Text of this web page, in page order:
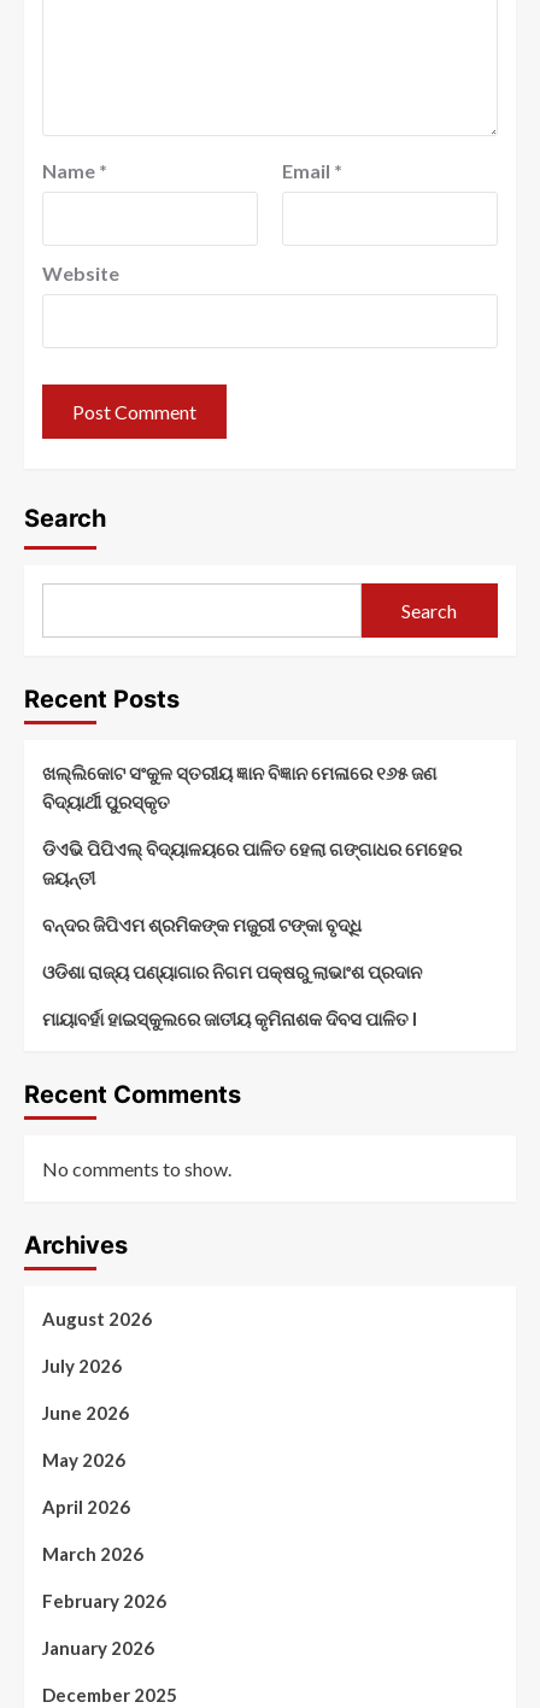
Name * Email *
Website
Search
Search
Recent Posts
ଖଲ୍ଲିକୋଟ ସଂକୁଳ ସ୍ତରୀୟ ଜ୍ଞାନ ବିଜ୍ଞାନ ମେଳାରେ ୧୬୫ ଜଣ
ବିଦ୍ୟାର୍ଥୀ ପୁରସ୍କୃତ
ଡିଏଭି ପିପିଏଲ୍ ବିଦ୍ୟାଳୟରେ ପାଳିତ ହେଲା ଗଙ୍ଗାଧର ମେହେର
ଜୟନ୍ତୀ
ବନ୍ଦର ଜିପିଏମ ଶ୍ରମିକଙ୍କ ମଜୁରୀ ଟଙ୍କା ବୃଦ୍ଧି
ଓଡିଶା ରାଜ୍ୟ ପଣ୍ୟାଗାର ନିଗମ ପକ୍ଷରୁ ଲାଭାଂଶ ପ୍ରଦାନ
ମାୟାବର୍ହା ହାଇସ୍କୁଲରେ ଜାତୀୟ କୃମିନାଶକ ଦିବସ ପାଳିତ l
Recent Comments
No comments to show.
Archives
August 2026
July 2026
June 2026
May 2026
April 2026
March 2026
February 2026
January 2026
December 2025